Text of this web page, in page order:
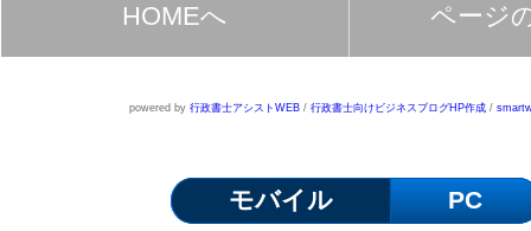
HOMEへ ページ
powered by 行政書士アシストWEB/ 行政書士向けビジネスブログHP作成/
モバイル PC